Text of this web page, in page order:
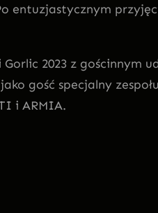
entuzjastycznym
2023 z gościnnym
gość specjalny
i ARMIA.